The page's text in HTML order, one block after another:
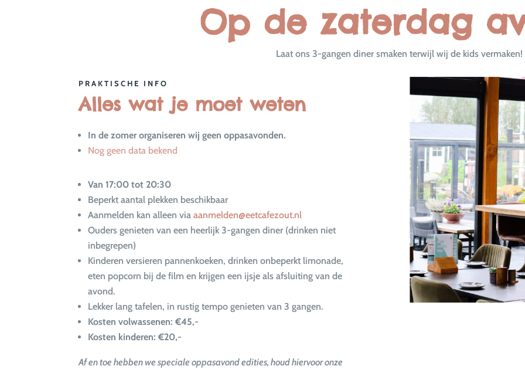
Op de zaterdag
Laat ons 3-gangen diner smaken terwijl wij de kids vermaken!
PRAKTISCHE INFO
Alles wat je moet weten
In de zomer organiseren wij geen oppasavonden.
Nog geen data bekend
Van 17:00 tot 20:30
Beperkt aantal plekken beschikbaar
Aanmelden kan alleen viaaanmelden@eetcafezout.nl
Ouders genieten van een heerlijk 3-gangen diner (drinken niet
inbegrepen)
Kinderen versieren pannenkoeken, drinken onbeperkt limonade,
eten popcorn bij de film en krijgen een ijsje als afsluiting van de
avond.
Lekker lang tafelen, in rustig tempo genieten van 3 gangen.
Kosten volwassenen: €45,-
Kosten kinderen: €20,-
Af en toe hebben we speciale oppasavond edities, houd hiervoor onze